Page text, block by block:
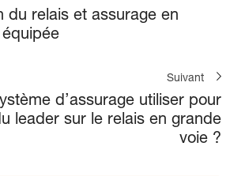
du relais et assurage en
Suivant
d’assurage utiliser pour
leader sur le relais en grande
voie ?